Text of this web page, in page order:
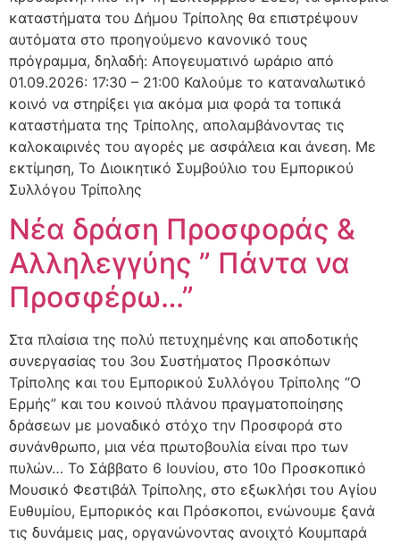
καταστήματα του Δήμου Τρίπολης θα επιστρέψουν
αυτόματα στο προηγούμενο κανονικό τους
πρόγραμμα, δηλαδή: Απογευματινό ωράριο από
01.09.2026: 17:30 – 21:00 Καλούμε το καταναλωτικό
κοινό να στηρίξει για ακόμα μια φορά τα τοπικά
καταστήματα της Τρίπολης, απολαμβάνοντας τις
καλοκαιρινές του αγορές με ασφάλεια και άνεση. Με
εκτίμηση, Το Διοικητικό Συμβούλιο του Εμπορικού
Συλλόγου Τρίπολης
Νέα δράση Προσφοράς &
Αλληλεγγύης ” Πάντα να
Προσφέρω…”
Στα πλαίσια της πολύ πετυχημένης και αποδοτικής
συνεργασίας του 3ου Συστήματος Προσκόπων
Τρίπολης και του Εμπορικού Συλλόγου Τρίπολης “Ο
Ερμής” και του κοινού πλάνου πραγματοποίησης
δράσεων με μοναδικό στόχο την Προσφορά στο
συνάνθρωπο, μια νέα πρωτοβουλία είναι προ των
πυλών… Το Σάββατο 6 Ιουνίου, στο 10ο Προσκοπικό
Μουσικό Φεστιβάλ Τρίπολης, στο εξωκλήσι του Αγίου
Ευθυμίου, Εμπορικός και Πρόσκοποι, ενώνουμε ξανά
τις δυνάμεις μας, οργανώνοντας ανοιχτό Κουμπαρά